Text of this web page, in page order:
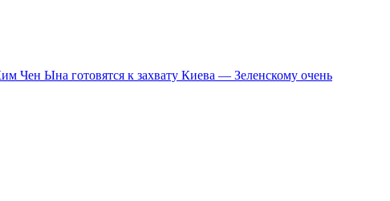
Чен Ына готовятся к захвату Киева — Зеленскому очень